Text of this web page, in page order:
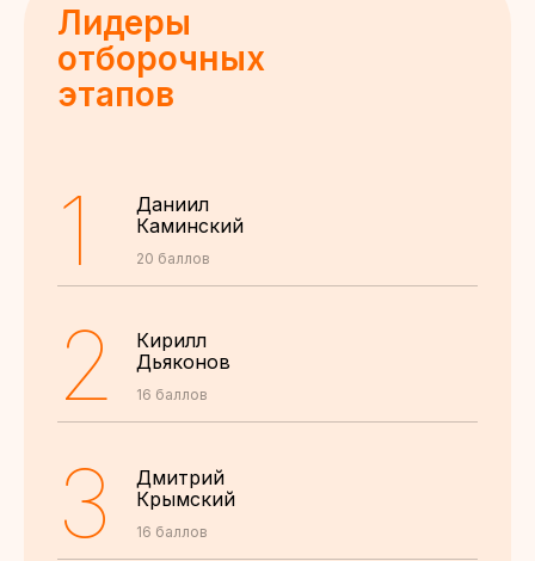
Лидеры
отборочных
этапов
1
Даниил
Каминский
20 баллов
2
Кирилл
Дьяконов
16 баллов
3
Дмитрий
Крымский
16 баллов